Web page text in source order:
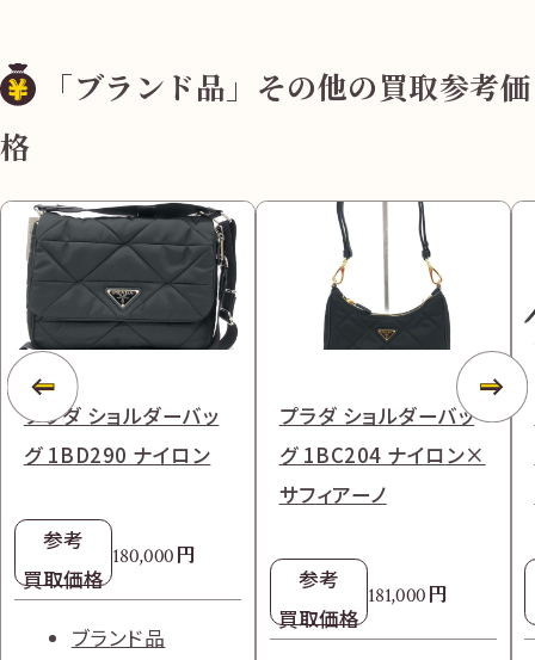
「ブランド品」その他の買取参考価
格
プラダ ショルダーバッ
グ 1BD290 ナイロン
参考
買取価格
180,000円
ブランド品
プラダ ショルダーバッ
グ 1BC204 ナイロン×
サフィアーノ
参考
買取価格
181,000円